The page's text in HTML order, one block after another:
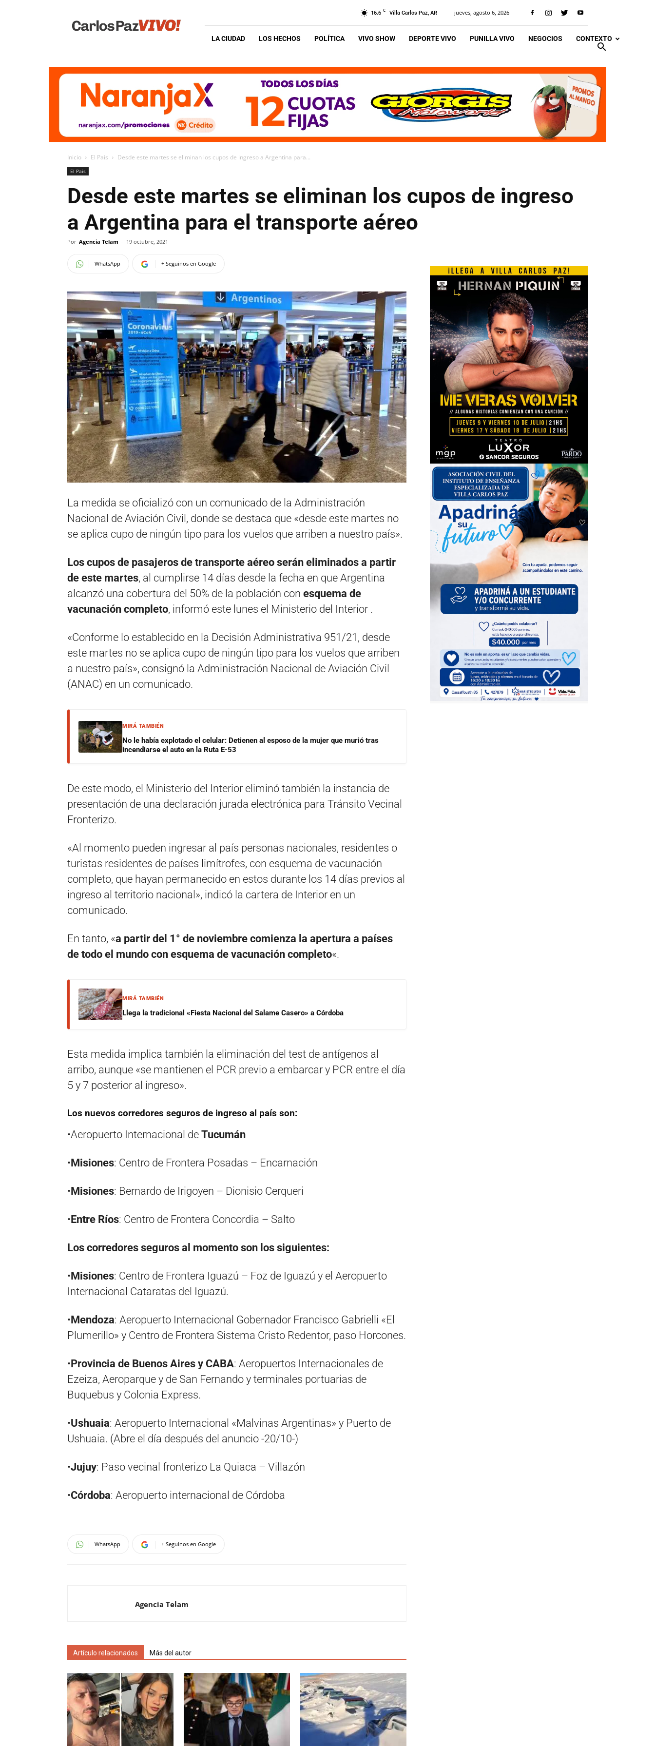
Vivo
16.6 C Villa Carlos Paz, AR jueves, agosto 6, 2026
LA CIUDAD LOS HECHOS POLÍTICA VIVO SHOW DEPORTE VIVO PUNILLA VIVO NEGOCIOS CONTEXTO
Inicio El Pais Desde este martes se eliminan los cupos de ingreso a Argentina para...
El Pais
Desde este martes se eliminan los cupos de ingreso
a Argentina para el transporte aéreo
Por Agencia Telam - 19 octubre, 2021
WhatsApp + Seguinos en Google
La medida se oficializó con un comunicado de la Administración
Nacional de Aviación Civil, donde se destaca que «desde este martes no
se aplica cupo de ningún tipo para los vuelos que arriben a nuestro país».
Los cupos de pasajeros de transporte aéreo serán eliminados a partir
de este martes, al cumplirse 14 días desde la fecha en que Argentina
alcanzó una cobertura del 50% de la población con esquema de
vacunación completo, informó este lunes el Ministerio del Interior .
«Conforme lo establecido en la Decisión Administrativa 951/21, desde
este martes no se aplica cupo de ningún tipo para los vuelos que arriben
a nuestro país», consignó la Administración Nacional de Aviación Civil
(ANAC) en un comunicado.
MIRÁ TAMBIÉN
No le había explotado el celular: Detienen al esposo de la mujer que murió tras
incendiarse el auto en la Ruta E-53
De este modo, el Ministerio del Interior eliminó también la instancia de
presentación de una declaración jurada electrónica para Tránsito Vecinal
Fronterizo.
«Al momento pueden ingresar al país personas nacionales, residentes o
turistas residentes de países limítrofes, con esquema de vacunación
completo, que hayan permanecido en estos durante los 14 días previos al
ingreso al territorio nacional», indicó la cartera de Interior en un
comunicado.
En tanto, «a partir del 1° de noviembre comienza la apertura a países
de todo el mundo con esquema de vacunación completo«.
MIRÁ TAMBIÉN
Llega la tradicional «Fiesta Nacional del Salame Casero» a Córdoba
Esta medida implica también la eliminación del test de antígenos al
arribo, aunque «se mantienen el PCR previo a embarcar y PCR entre el día
5 y 7 posterior al ingreso».
Los nuevos corredores seguros de ingreso al país son:
•Aeropuerto Internacional de Tucumán
•Misiones: Centro de Frontera Posadas – Encarnación
•Misiones: Bernardo de Irigoyen – Dionisio Cerqueri
•Entre Ríos: Centro de Frontera Concordia – Salto
Los corredores seguros al momento son los siguientes:
•Misiones: Centro de Frontera Iguazú – Foz de Iguazú y el Aeropuerto
Internacional Cataratas del Iguazú.
•Mendoza: Aeropuerto Internacional Gobernador Francisco Gabrielli «El
Plumerillo» y Centro de Frontera Sistema Cristo Redentor, paso Horcones.
•Provincia de Buenos Aires y CABA: Aeropuertos Internacionales de
Ezeiza, Aeroparque y de San Fernando y terminales portuarias de
Buquebus y Colonia Express.
•Ushuaia: Aeropuerto Internacional «Malvinas Argentinas» y Puerto de
Ushuaia. (Abre el día después del anuncio -20/10-)
•Jujuy: Paso vecinal fronterizo La Quiaca – Villazón
•Córdoba: Aeropuerto internacional de Córdoba
WhatsApp + Seguinos en Google
Agencia Telam
Artículo relacionados Más del autor